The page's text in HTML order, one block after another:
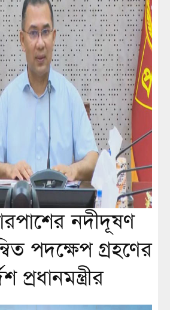
নদীদূষণ
পদক্ষেপ গ্রহণের
প্রধানমন্ত্রীর